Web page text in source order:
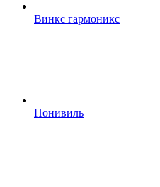
Винкс гармоникс
Понивиль